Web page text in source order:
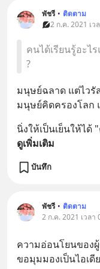
พัชรี • ติดตาม
2 ก.ค. 2021 เว
คนได้เรียนรู้อะไ
?
มนุษย์ฉลาด แต่ไวรั
มนุษย์คิดครองโลก
นิ่งให้เป็นเย็นให้ได้
ดูเพิ่มเติม
บันทึก
พัชรี • ติดตาม
2 ก.ค. 2021 เวลา
ความอ่อนโยนของ
ขอมุมมองเป็นไอเดี